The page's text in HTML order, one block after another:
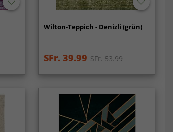
Wilton-Teppich - Denizli (grün)
SFr. 39.99 SFr. 53.99